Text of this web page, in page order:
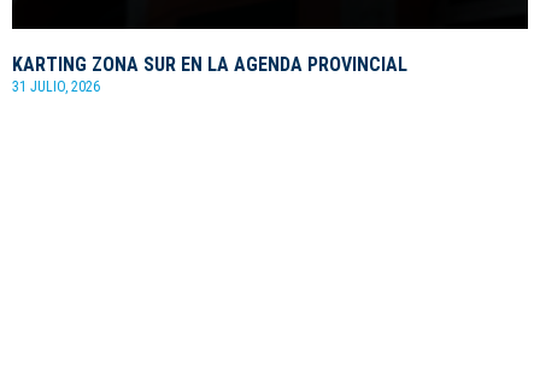
KARTING ZONA SUR EN LA AGENDA PROVINCIAL
31 JULIO, 2026